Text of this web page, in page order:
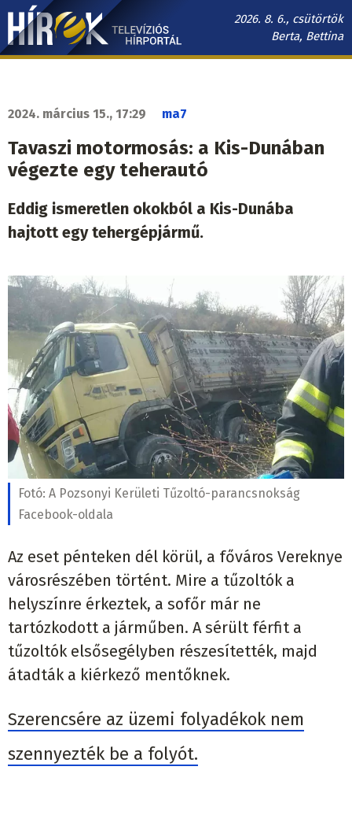
Ugrás
tartalomra
2026. 8. 6., csütörtök
Berta, Bettina
Hírek.sk
navigáció
2024. március 15., 17:29 ma7
Tavaszi motormosás: a Kis-Dunában
végezte egy teherautó
Eddig ismeretlen okokból a Kis-Dunába
hajtott egy tehergépjármű.
Fotó: A Pozsonyi Kerületi Tűzoltó-parancsnokság
Facebook-oldala
Az eset pénteken dél körül, a főváros Vereknye
városrészében történt. Mire a tűzoltók a
helyszínre érkeztek, a sofőr már ne
tartózkodott a járműben. A sérült férfit a
tűzoltók elsősegélyben részesítették, majd
átadták a kiérkező mentőknek.
Szerencsére az üzemi folyadékok nem
szennyezték be a folyót.